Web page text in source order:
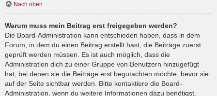
Nach oben
Warum muss mein Beitrag erst freigegeben werden?
Die Board-Administration kann entschieden haben, dass in dem
Forum, in dem du einen Beitrag erstellt hast, die Beiträge zuerst
geprüft werden müssen. Es ist auch möglich, dass die
Administration dich zu einer Gruppe von Benutzern hinzugefügt
hat, bei denen sie die Beiträge erst begutachten möchte, bevor sie
auf der Seite sichtbar werden. Bitte kontaktiere die Board-
Administration, wenn du weitere Informationen dazu benötigst.